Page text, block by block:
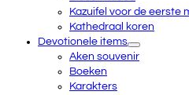
Kazuifel voor de eerste
Kathedraal koren
Devotionele items
Aken souvenir
Boeken
Karakters